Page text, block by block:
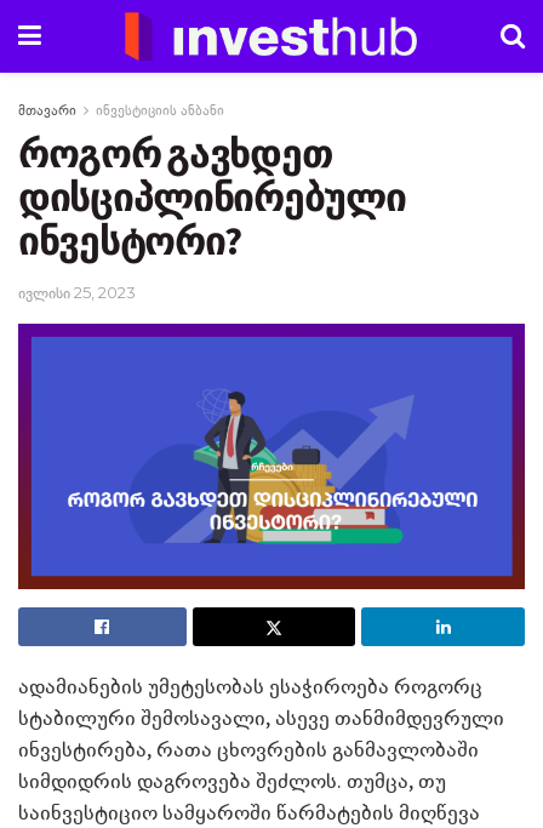
მთავარი ინვესტიციის ანბანი
როგორ გავხდეთ
დისციპლინირებული
ინვესტორი?
ივლისი 25, 2023
ადამიანების უმეტესობას ესაჭიროება როგორც
სტაბილური შემოსავალი, ასევე თანმიმდევრული
ინვესტირება, რათა ცხოვრების განმავლობაში
სიმდიდრის დაგროვება შეძლოს. თუმცა, თუ
საინვესტიციო სამყაროში წარმატების მიღწევა